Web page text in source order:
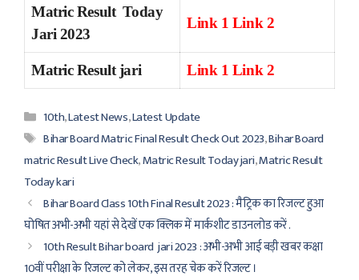
Matric Result Today
Jari 2023
Link 1 Link 2
Matric Result jari Link 1 Link 2
Categories
10th,Latest News,Latest Update
Tags
Bihar Board Matric Final Result Check Out 2023,Bihar Board
matric Result Live Check,Matric Result Today jari,Matric Result
Today kari
Bihar Board Class 10th Final Result 2023 : मैट्रिक का रिजल्ट हुआ
घोषित अभी-अभी यहां से देखें एक क्लिक में मार्कशीट डाउनलोड करें .
10th Result Bihar board jari 2023 : अभी-अभी आई बड़ी खबर कक्षा
10वीं परीक्षा के रिजल्ट को लेकर, इस तरह चेक करें रिजल्ट ।